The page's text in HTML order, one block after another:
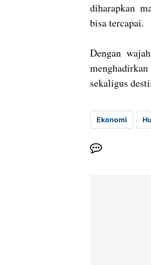
diharapkan
bisa tercapai.
Dengan
sekaligus
Ekonomi